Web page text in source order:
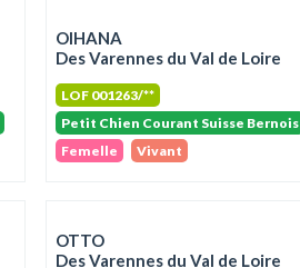
OIHANA
Des Varennes du Val de Loire
LOF 001263/**
Petit Chien Courant Suisse Bernois
Femelle
Vivant
OTTO
Des Varennes du Val de Loire